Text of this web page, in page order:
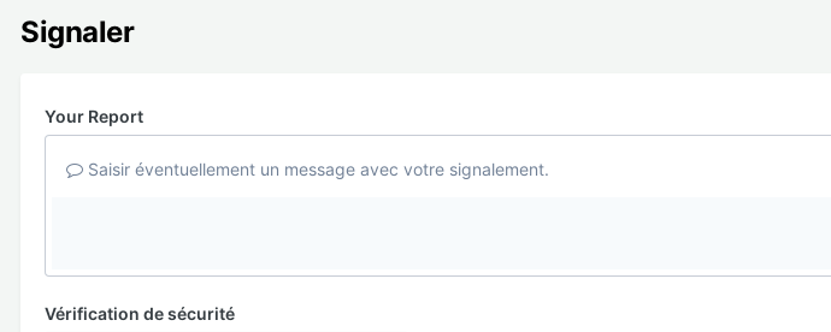
Signaler
Your Report
Saisir éventuellement un message avec votre signalement.
Vérification de sécurité